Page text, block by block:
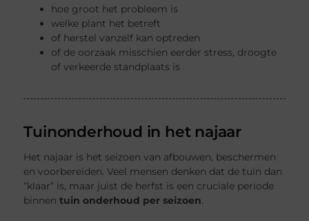
hoe groot het probleem is
welke plant het betreft
of herstel vanzelf kan optreden
of de oorzaak misschien eerder stress, droogte
of verkeerde standplaats is
Tuinonderhoud in het najaar
Het najaar is het seizoen van afbouwen, beschermen
en voorbereiden. Veel mensen denken dat de tuin dan
“klaar” is, maar juist de herfst is een cruciale periode
binnentuin onderhoud per seizoen.